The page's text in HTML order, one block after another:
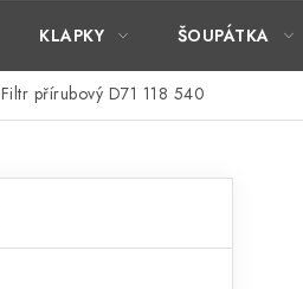
KLAPKY ŠOUPÁTKA
Filtr přírubový D71 118 540